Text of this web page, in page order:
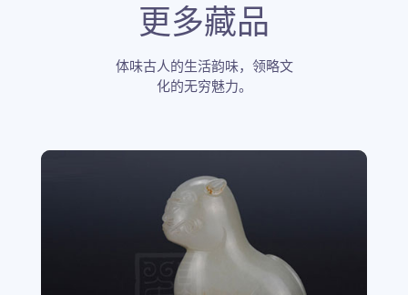
更多藏品
体味古人的生活韵味，领略文
化的无穷魅力。